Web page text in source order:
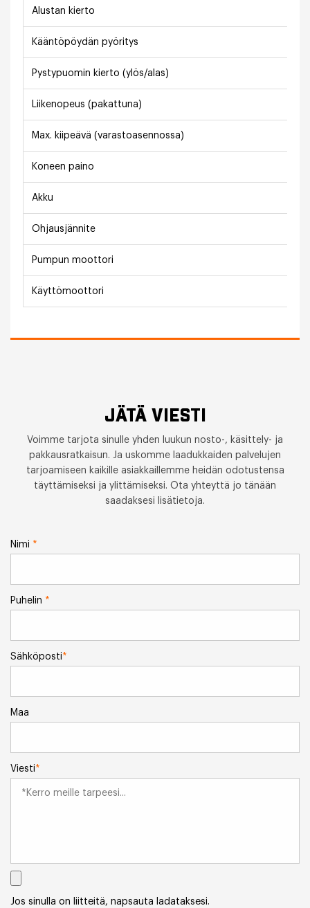
Alustan kierto
Kääntöpöydän pyöritys
Pystypuomin kierto (ylös/alas)
Liikenopeus (pakattuna)
Max. kiipeävä (varastoasennossa)
Koneen paino
Akku
Ohjausjännite
Pumpun moottori
Käyttömoottori
JÄTÄ VIESTI
Voimme tarjota sinulle yhden luukun nosto-, käsittely- ja
pakkausratkaisun. Ja uskomme laadukkaiden palvelujen
tarjoamiseen kaikille asiakkaillemme heidän odotustensa
täyttämiseksi ja ylittämiseksi. Ota yhteyttä jo tänään
saadaksesi lisätietoja.
Nimi *
Puhelin *
Sähköposti*
Maa
Viesti*
Jos sinulla on liitteitä, napsauta ladataksesi.